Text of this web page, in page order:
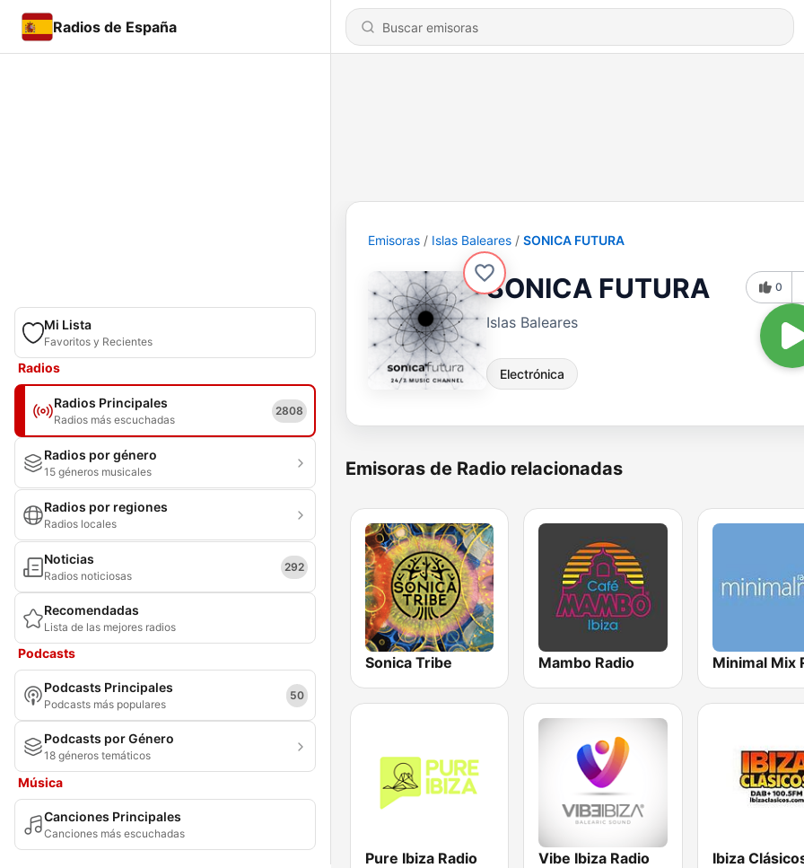
Radios de España
Mi Lista
Favoritos y Recientes
Radios
Radios Principales
Radios más escuchadas
2808
Radios por género
15 géneros musicales
Radios por regiones
Radios locales
Noticias
Radios noticiosas
292
Recomendadas
Lista de las mejores radios
Podcasts
Podcasts Principales
Podcasts más populares
50
Podcasts por Género
18 géneros temáticos
Música
Canciones Principales
Canciones más escuchadas
Emisoras Islas Baleares SONICA FUTURA
SONICA FUTURA
Islas Baleares
Electrónica
0
Emisoras de Radio relacionadas
Sonica Tribe Mambo Radio Minimal Mix
Pure Ibiza Radio Vibe Ibiza Radio Ibiza